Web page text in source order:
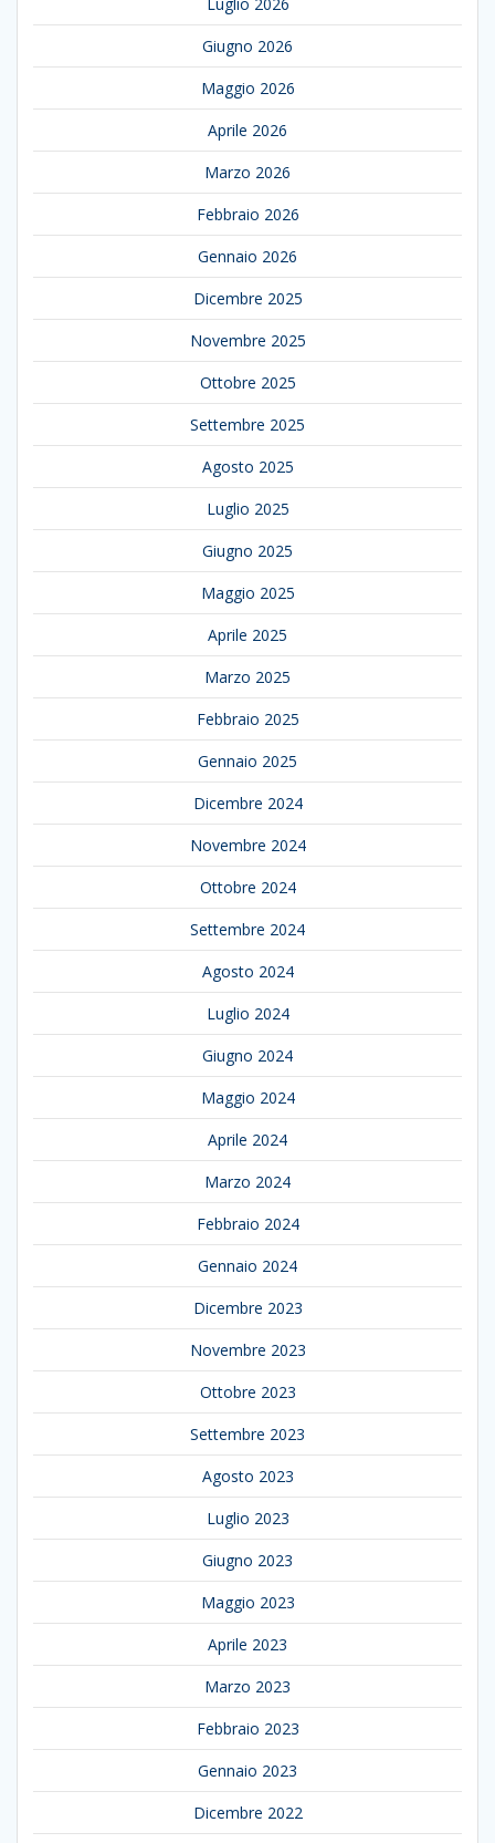
Giugno 2026
Maggio 2026
Aprile 2026
Marzo 2026
Febbraio 2026
Gennaio 2026
Dicembre 2025
Novembre 2025
Ottobre 2025
Settembre 2025
Agosto 2025
Luglio 2025
Giugno 2025
Maggio 2025
Aprile 2025
Marzo 2025
Febbraio 2025
Gennaio 2025
Dicembre 2024
Novembre 2024
Ottobre 2024
Settembre 2024
Agosto 2024
Luglio 2024
Giugno 2024
Maggio 2024
Aprile 2024
Marzo 2024
Febbraio 2024
Gennaio 2024
Dicembre 2023
Novembre 2023
Ottobre 2023
Settembre 2023
Agosto 2023
Luglio 2023
Giugno 2023
Maggio 2023
Aprile 2023
Marzo 2023
Febbraio 2023
Gennaio 2023
Dicembre 2022